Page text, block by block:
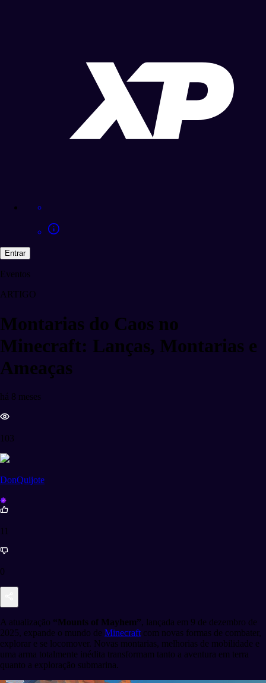
Entrar
Eventos
ARTIGO
Montarias do Caos no
Minecraft: Lanças, Montarias e
Ameaças
há 8 meses
103
DonQuijote
11
0
A atualização “Mounts of Mayhem”, lançada em 9 de dezembro de
2025, expande o mundo de Minecraft com novas formas de combater,
explorar e se locomover. Novas montarias, melhorias de mobilidade e
uma arma totalmente inédita transformam tanto a aventura em terra
quanto a exploração submarina.